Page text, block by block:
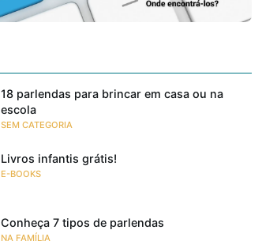
18 parlendas para brincar em casa ou na
escola
SEM CATEGORIA
Livros infantis grátis!
E-BOOKS
Conheça 7 tipos de parlendas
NA FAMÍLIA